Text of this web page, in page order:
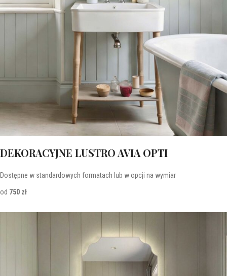
DEKORACYJNE LUSTRO AVIA OPTI
Dostępne w standardowych formatach lub w opcji na wymiar
od 750 zł